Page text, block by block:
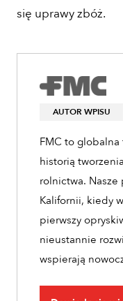
się uprawy zbóż.
AUTOR WPISU
FMC to
historią
rolnictwa.
Kalifornii, kiedy
pierwszy
nieustannie
wspierają